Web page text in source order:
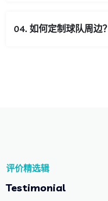
04. 如何定制球队周边？
评价精选辑
Testimonial